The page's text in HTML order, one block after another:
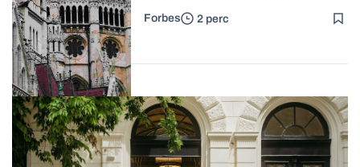
Forbes-sztori
Politika
Forbes 2 perc